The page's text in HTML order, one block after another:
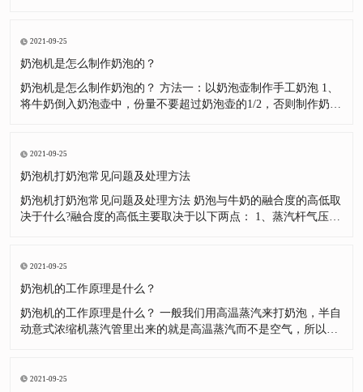
有打好，而采用这种手段去弥补。长此以往，就产生了依赖，这
里我一定说一下
2021-09-25
奶泡机是怎么制作奶泡的？
奶泡机是怎么制作奶泡的？ 方法一：以奶泡壶制作手工奶泡 1、
将牛奶倒入奶泡壶中，份量不要超过奶泡壶的1/2，否则制作奶泡
盖子与滤网不可以直接加热。(如制作冰奶泡则将牛奶冷却至5度
2021-09-25
奶泡机打奶泡常见问题及处理方法
奶泡机打奶泡常见问题及处理方法 奶泡与牛奶的融合度的高低取
决于什么?融合度的高低主要取决于以下两点： 1、蒸汽杆气压的
出的奶泡越细腻，则单个奶泡中所含空气越少，密度高，浮力小;
打发
2021-09-25
奶泡机的工作原理是什么？
奶泡机的工作原理是什么？ 一般我们用高温蒸汽来打奶泡，半自
动意式浓缩机蒸汽管里出来的就是高温蒸汽而不是空气，所以奶
力。牛奶里的蛋白质会黏附在气泡表面，促使其更好的悬浮在牛
2021-09-25